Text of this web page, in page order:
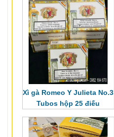
Xì gà Romeo Y Julieta No.3
Tubos hộp 25 điếu